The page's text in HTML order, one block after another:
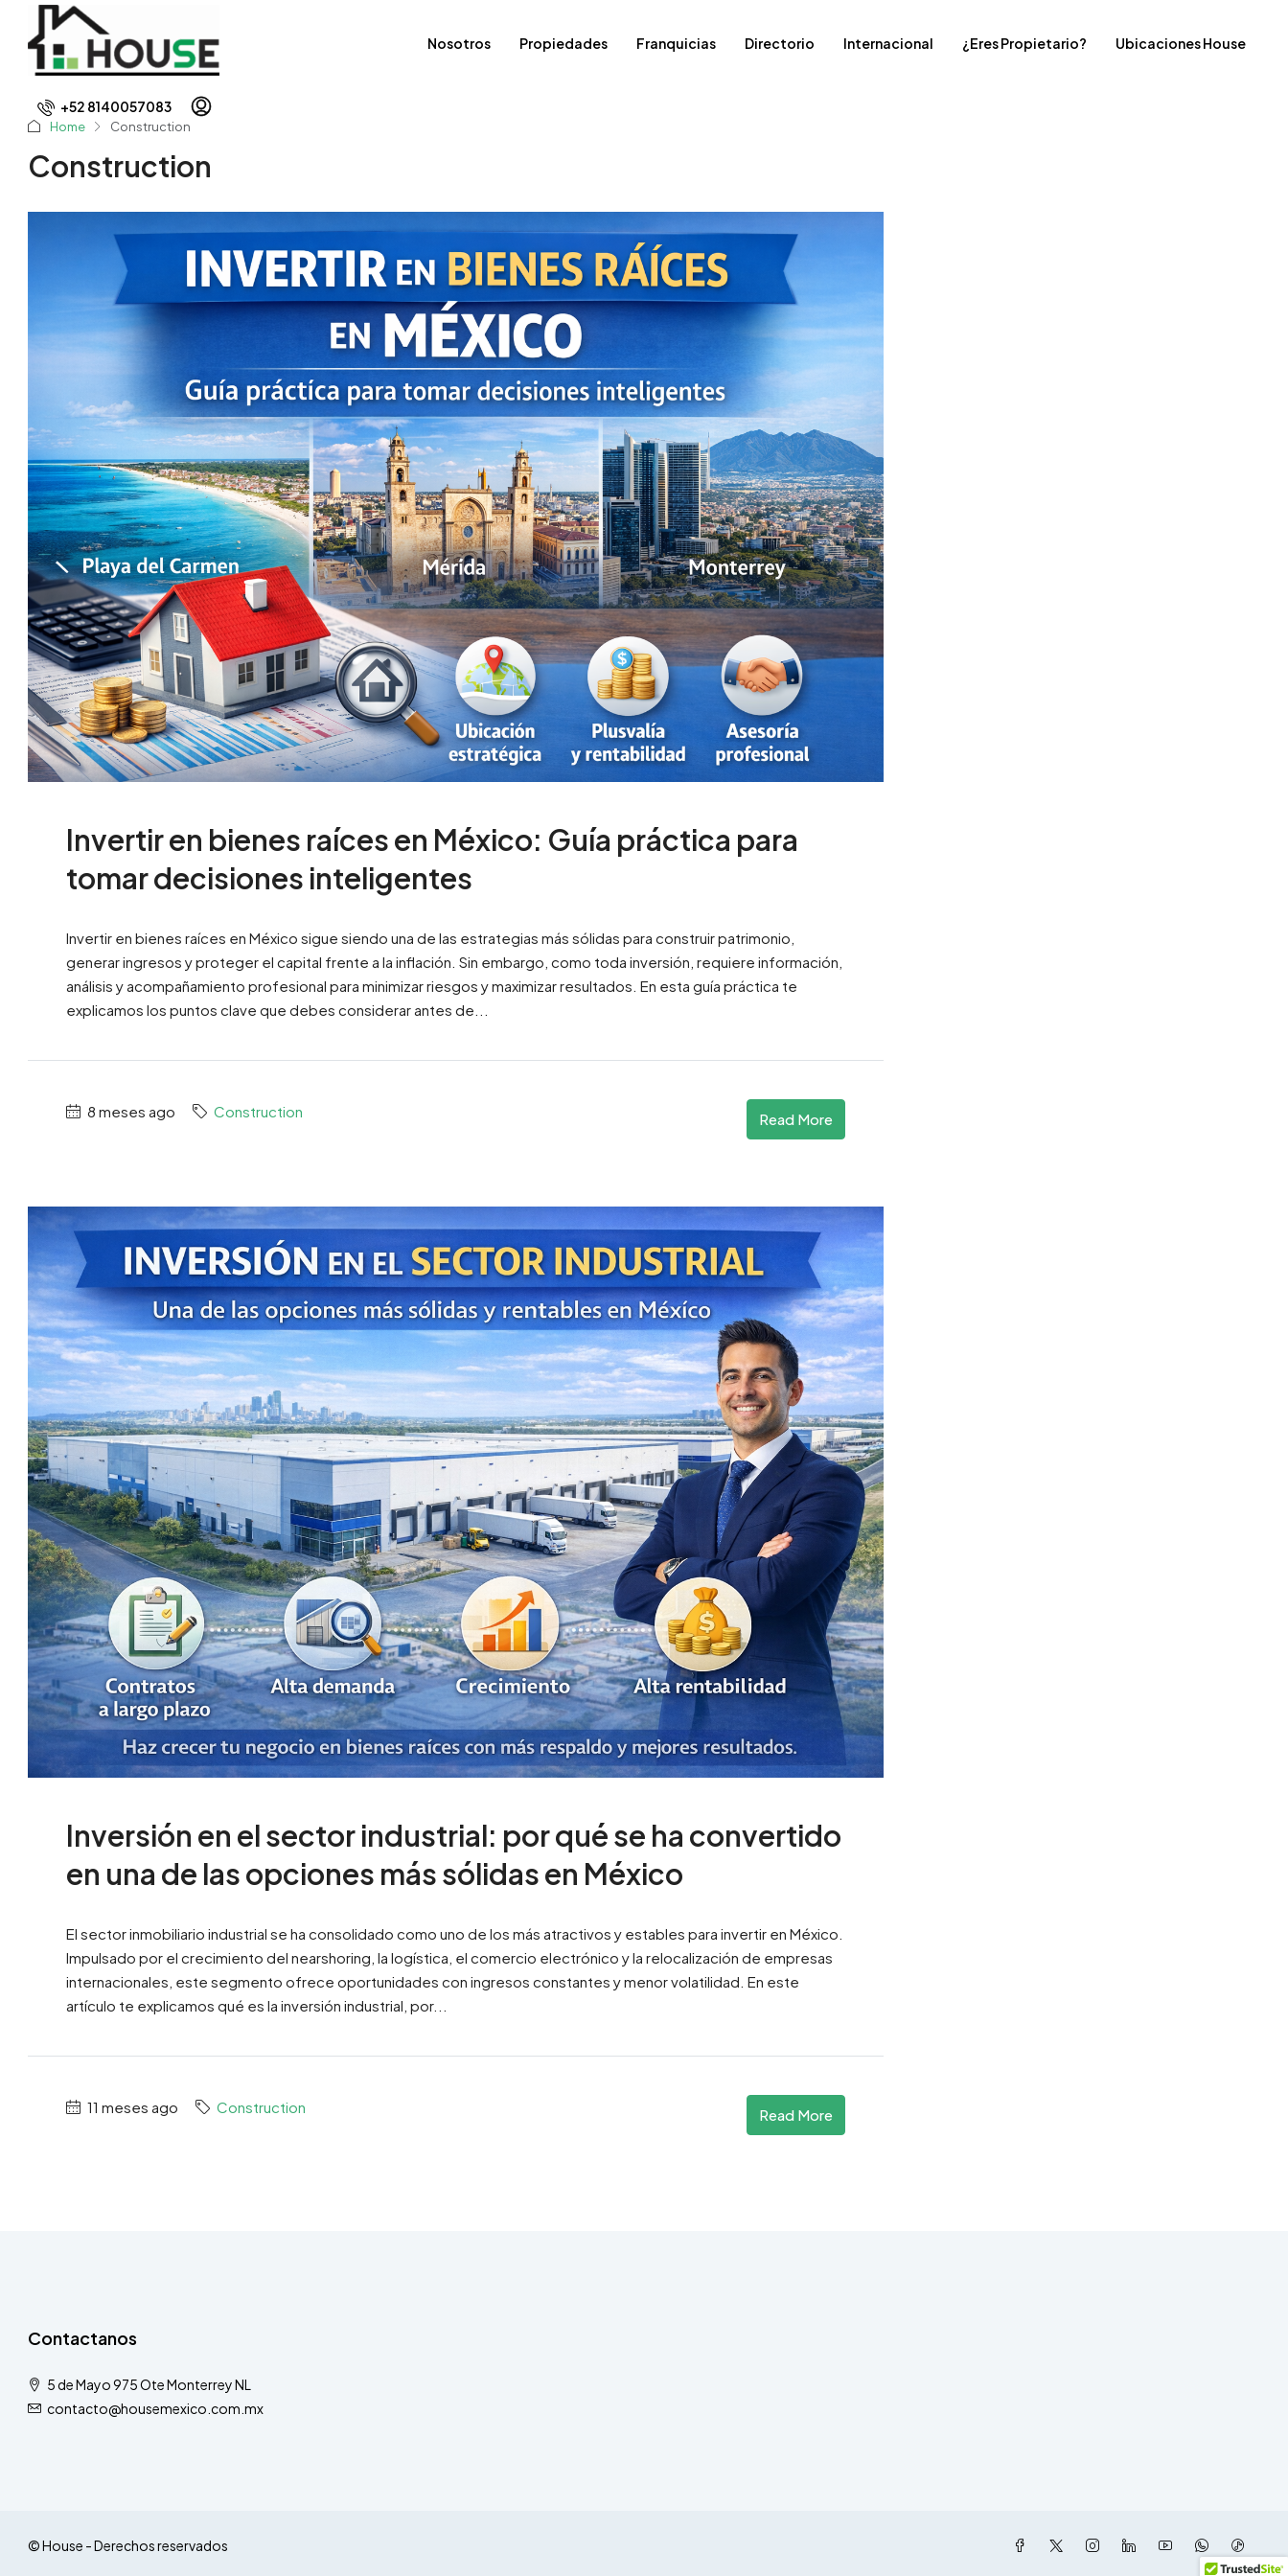
Nosotros Propiedades Franquicias Directorio Internacional ¿Eres Propietario? Ubicaciones House
+52 8140057083
Home Construction
Construction
Invertir en bienes raíces en México: Guía práctica para
tomar decisiones inteligentes
Invertir en bienes raíces en México sigue siendo una de las estrategias más sólidas para construir patrimonio,
generar ingresos y proteger el capital frente a la inflación. Sin embargo, como toda inversión, requiere información,
análisis y acompañamiento profesional para minimizar riesgos y maximizar resultados. En esta guía práctica te
explicamos los puntos clave que debes considerar antes de...
8 meses ago Construction Read More
Inversión en el sector industrial: por qué se ha convertido
en una de las opciones más sólidas en México
El sector inmobiliario industrial se ha consolidado como uno de los más atractivos y estables para invertir en México.
Impulsado por el crecimiento del nearshoring, la logística, el comercio electrónico y la relocalización de empresas
internacionales, este segmento ofrece oportunidades con ingresos constantes y menor volatilidad. En este
artículo te explicamos qué es la inversión industrial, por...
11 meses ago Construction Read More
Contactanos
5 de Mayo 975 Ote Monterrey NL
contacto@housemexico.com.mx
© House - Derechos reservados